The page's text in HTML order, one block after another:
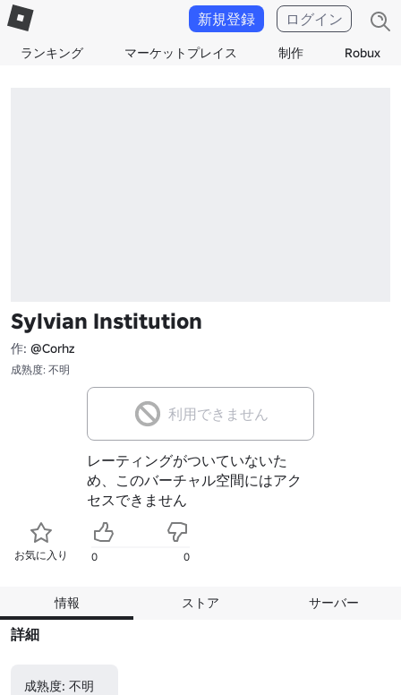
ランキング マーケットプレイス 制作 Robux
新規登録 ログイン
Sylvian Institution
作: @Corhz
成熟度: 不明
利用できません
レーティングがついていないた
め、このバーチャル空間にはアク
セスできません
お気に入り 0 0
情報 ストア サーバー
詳細
成熟度: 不明